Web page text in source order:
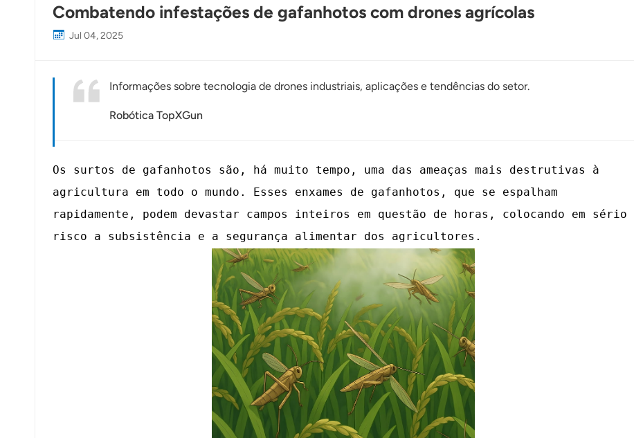
Combatendo infestações de gafanhotos com drones agrícolas
Jul 04, 2025
Informações sobre tecnologia de drones industriais, aplicações e tendências do setor.
Robótica TopXGun
Os surtos de gafanhotos são, há muito tempo, uma das ameaças mais destrutivas à
agricultura em todo o mundo. Esses enxames de gafanhotos, que se espalham
rapidamente, podem devastar campos inteiros em questão de horas, colocando em sério
risco a subsistência e a segurança alimentar dos agricultores.